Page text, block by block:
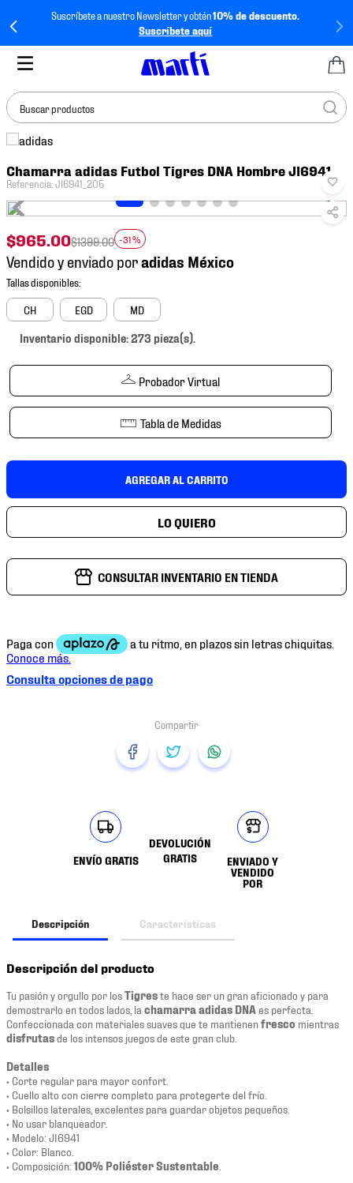
Suscríbete a nuestro Newsletter y obtén10% de descuento.
Suscríbete aquí
Buscar productos
Chamarra adidas Futbol Tigres DNA Hombre JI6941
Referencia:JI6941_205
$965.00$1399.00 -31 %
Vendido y enviado por
CH EGD MD
Inventario disponible: 273 pieza(s).
Probador Virtual
Tabla de Medidas
AGREGAR AL CARRITO
CONSULTAR INVENTARIO EN TIENDA
Consulta opciones de pago
ENVÍO GRATIS
DEVOLUCIÓN
GRATIS
ENVIADO Y
VENDIDO
POR
Descripción Características
Descripción del producto
Tu pasión y orgullo por losTigreste hace ser un gran aficionado y para
demostrarlo en todos lados, la chamarra adidas DNA es perfecta.
Confeccionada con materiales suaves que te mantienenfresco mientras
disfrutasde los intensos juegos de este gran club.
Detalles
• Corte regular para mayor confort.
• Cuello alto con cierre completo para protegerte del frío.
• Bolsillos laterales, excelentes para guardar objetos pequeños.
• No usar blanqueador.
• Modelo: JI6941
• Color: Blanco.
• Composición: 100% Poliéster Sustentable
BUSCADOS
3.
tenis
4.
tenis futbol
.
mochila
6.
jersey
7.
mochilas